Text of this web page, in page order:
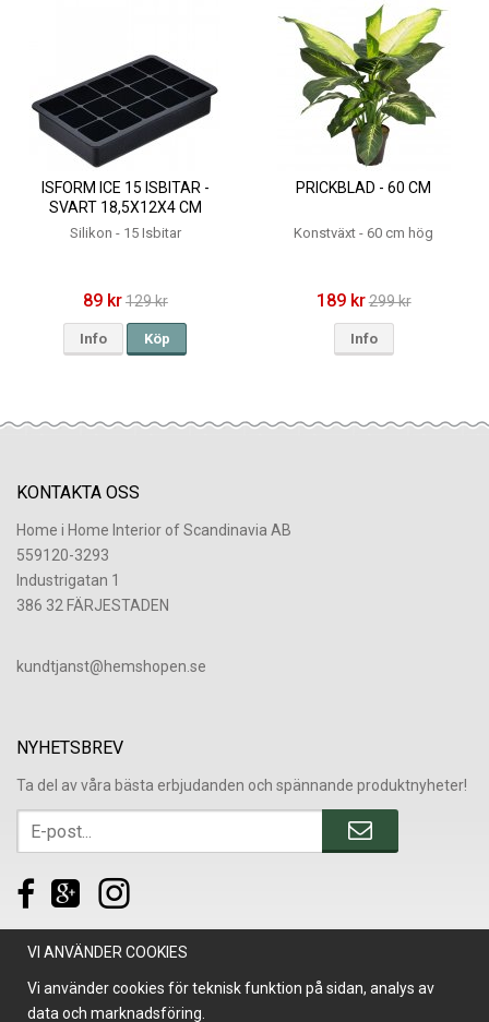
ISFORM ICE 15 ISBITAR -
SVART 18,5X12X4 CM
Silikon - 15 Isbitar
89 kr129 kr
Info Köp
PRICKBLAD - 60 CM
Konstväxt - 60 cm hög
189 kr299 kr
Info
KONTAKTA OSS
Home i Home Interior of Scandinavia AB
559120-3293
Industrigatan 1
386 32 FÄRJESTADEN
​kundtjanst@hemshopen.se
NYHETSBREV
Ta del av våra bästa erbjudanden och spännande produktnyheter!
VI ANVÄNDER COOKIES
Vi använder cookies för teknisk funktion på sidan, analys av
data och marknadsföring.